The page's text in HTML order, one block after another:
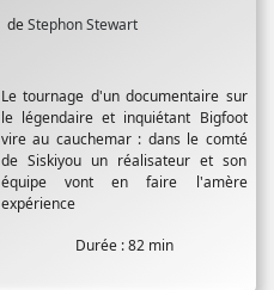
deStephon Stewart
Le tournage d'un documentaire sur
le légendaire et inquiétant Bigfoot
vire au cauchemar : dans le comté
de Siskiyou un réalisateur et son
équipe vont en faire l'amère
expérience
Durée : 82 min